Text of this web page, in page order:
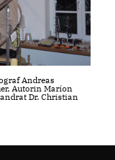
Andreas
Autorin Maríon
Dr. Christian